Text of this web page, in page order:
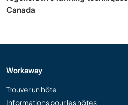
Canada
Workaway
Trouver un hôte
Informations pour les hôtes